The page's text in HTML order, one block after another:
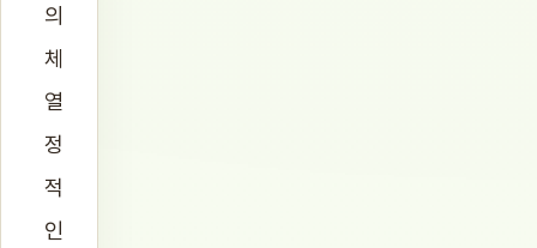
의
체
열
정
적
인